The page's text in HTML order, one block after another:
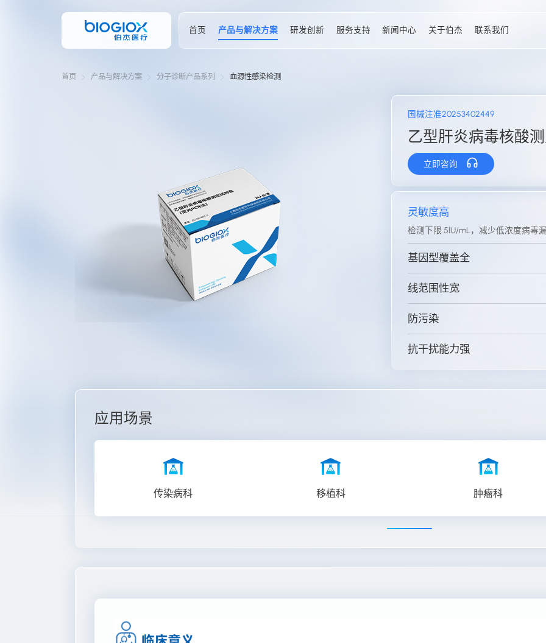
首页 产品与解决方案 研发创新 服务支持 新闻中心 关于伯杰 联系我们
我们能帮您找到什么？
首页 产品与解决方案 分子诊断产品系列 血源性感染检测
国械注准20253402449
乙型肝炎病毒核酸
立即咨询
灵敏度高
检测下限 5lU/mL，减少低浓度病毒
基因型覆盖全
线范围性宽
防污染
抗干扰能力强
应用场景
传染病科 移植科 肿瘤科